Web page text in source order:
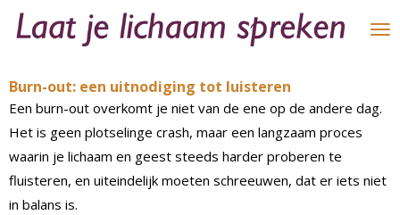
Ga
de
hoofdinhoud
Burn-out: een uitnodiging tot luisteren
Een burn-out overkomt je niet van de ene op de andere dag.
Het is geen plotselinge crash, maar een langzaam proces
waarin je lichaam en geest steeds harder proberen te
fluisteren, en uiteindelijk moeten schreeuwen, dat er iets niet
in balans is.